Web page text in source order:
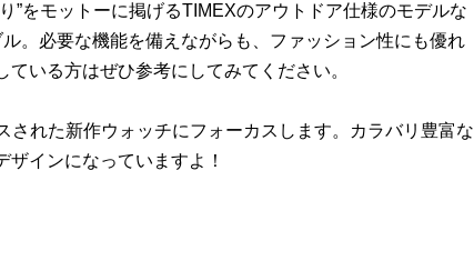
”をモットーに掲げるTIMEXのアウトドア仕様のモデルな
。必要な機能を備えながらも、ファッション性にも優れ
いる方はぜひ参考にしてみてください。
された新作ウォッチにフォーカスします。カラバリ豊富な
インになっていますよ！